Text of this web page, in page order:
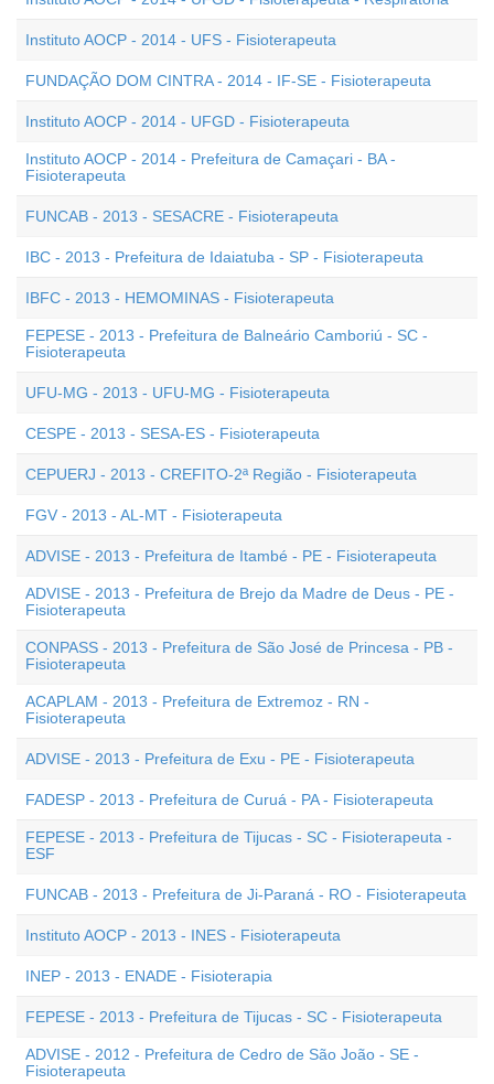
Instituto AOCP - 2014 - UFS - Fisioterapeuta
FUNDAÇÃO DOM CINTRA - 2014 - IF-SE - Fisioterapeuta
Instituto AOCP - 2014 - UFGD - Fisioterapeuta
Instituto AOCP - 2014 - Prefeitura de Camaçari - BA -
Fisioterapeuta
FUNCAB - 2013 - SESACRE - Fisioterapeuta
IBC - 2013 - Prefeitura de Idaiatuba - SP - Fisioterapeuta
IBFC - 2013 - HEMOMINAS - Fisioterapeuta
FEPESE - 2013 - Prefeitura de Balneário Camboriú - SC -
Fisioterapeuta
UFU-MG - 2013 - UFU-MG - Fisioterapeuta
CESPE - 2013 - SESA-ES - Fisioterapeuta
CEPUERJ - 2013 - CREFITO-2ª Região - Fisioterapeuta
FGV - 2013 - AL-MT - Fisioterapeuta
ADVISE - 2013 - Prefeitura de Itambé - PE - Fisioterapeuta
ADVISE - 2013 - Prefeitura de Brejo da Madre de Deus - PE -
Fisioterapeuta
CONPASS - 2013 - Prefeitura de São José de Princesa - PB -
Fisioterapeuta
ACAPLAM - 2013 - Prefeitura de Extremoz - RN -
Fisioterapeuta
ADVISE - 2013 - Prefeitura de Exu - PE - Fisioterapeuta
FADESP - 2013 - Prefeitura de Curuá - PA - Fisioterapeuta
FEPESE - 2013 - Prefeitura de Tijucas - SC - Fisioterapeuta -
ESF
FUNCAB - 2013 - Prefeitura de Ji-Paraná - RO - Fisioterapeuta
Instituto AOCP - 2013 - INES - Fisioterapeuta
INEP - 2013 - ENADE - Fisioterapia
FEPESE - 2013 - Prefeitura de Tijucas - SC - Fisioterapeuta
ADVISE - 2012 - Prefeitura de Cedro de São João - SE -
Fisioterapeuta